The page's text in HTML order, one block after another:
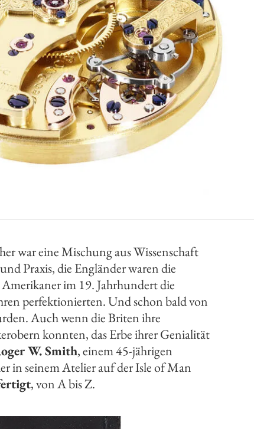
war eine Mischung aus Wissenschaft
Praxis, die Engländer waren die
im 19. Jahrhundert die
perfektionierten. Und schon bald von
Auch wenn die Briten ihre
konnten, das Erbe ihrer Genialität
W. Smith, einem 45-jährigen
in seinem Atelier auf der Isle of Man
, von A bis Z.